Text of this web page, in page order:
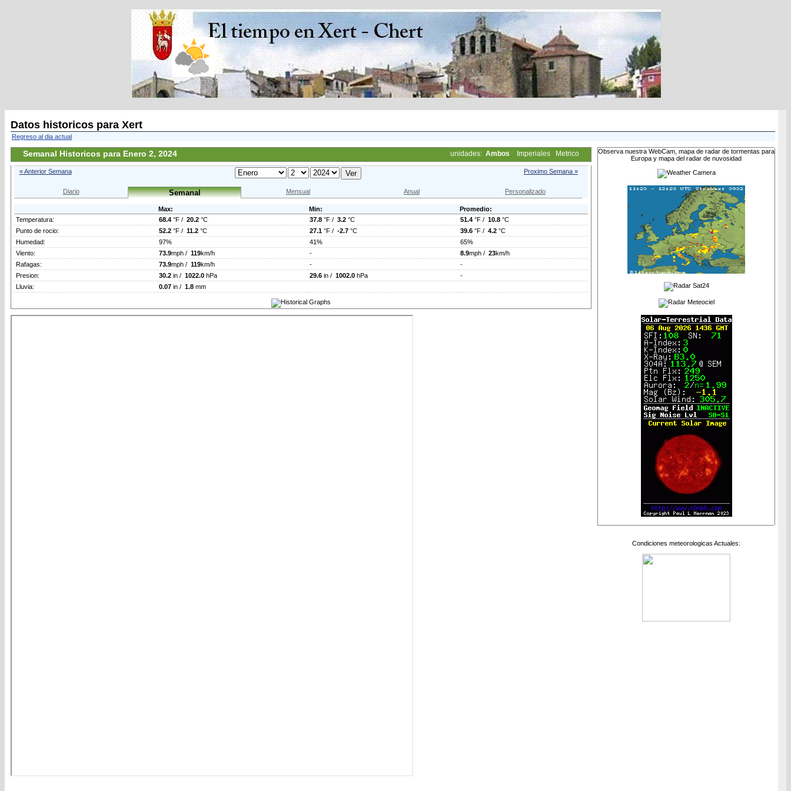
Datos historicos para Xert
Regreso al dia actual
Semanal Historicos para Enero 2, 2024 unidades: Ambos Imperiales Metrico
« Anterior Semana Proximo Semana »
Diario Semanal Mensual Anual Personalizado
Max: Min:
Promedio:
Temperatura:
68.4 °F / 20.2 °C 37.8 °F / 3.2 °C 51.4 °F / 10.8 °C
Punto de rocio:
52.2 °F / 11.2 °C 27.1 °F / -2.7 °C 39.6 °F / 4.2 °C
Humedad:
97% 41%
65%
Viento:
73.9mph / 119km/h - 8.9mph / 23km/h
Rafagas:
73.9mph / 119km/h -
-
Presion:
30.2 in / 1022.0 hPa 29.6 in / 1002.0 hPa
-
Lluvia:
0.07 in / 1.8 mm
Observa nuestra WebCam, mapa de radar de tormentas para
Europa y mapa del radar de nuvosidad
Condiciones meteorologicas Actuales: